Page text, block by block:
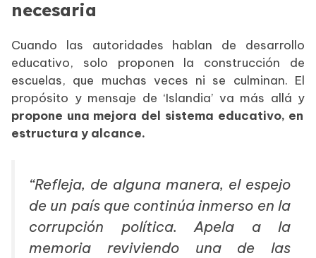
necesaria
Cuando las autoridades hablan de desarrollo
educativo, solo proponen la construcción de
escuelas, que muchas veces ni se culminan. El
propósito y mensaje de ‘Islandia’ va más allá y
propone una mejora del sistema educativo, en
estructura y alcance.
“Refleja, de alguna manera, el espejo
de un país que continúa inmerso en la
corrupción política. Apela a la
memoria reviviendo una de las